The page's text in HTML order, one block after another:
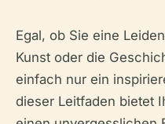
Egal, ob Sie eine
Kunst oder die
einfach nur ein
dieser Leitfaden bietet